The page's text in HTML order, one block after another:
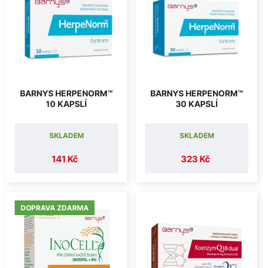
BARNYS HERPENORM™
10 KAPSLÍ
141 Kč
SKLADEM
BARNYS HERPENORM™
30 KAPSLÍ
323 Kč
SKLADEM
DOPRAVA ZDARMA